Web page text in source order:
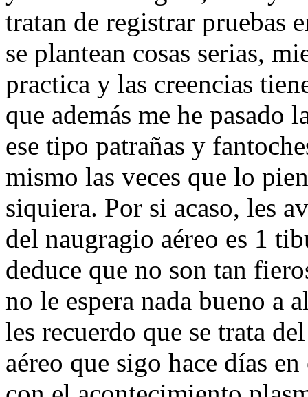
tratan de registrar pruebas
se plantean cosas serias,
practica y las creencias
que además me he pasado
ese tipo patrañas y
mismo las veces que lo
siquiera. Por si acaso, les
del naugragio aéreo es 1
deduce que no son tan
no le espera nada bueno
les recuerdo que se trata
aéreo que sigo hace días